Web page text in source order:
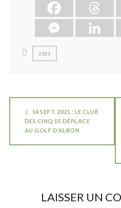
2021
14 SEPT. 2021 : LE CLUB
DES CINQ SE DÉPLACE
AU GOLF D’ALBON
LAISSER UN